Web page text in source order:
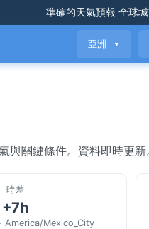
準確的天氣預報 全球
亞洲 ▼
關鍵條件。資料即時更新
時差
+7h
America/Mexico_City